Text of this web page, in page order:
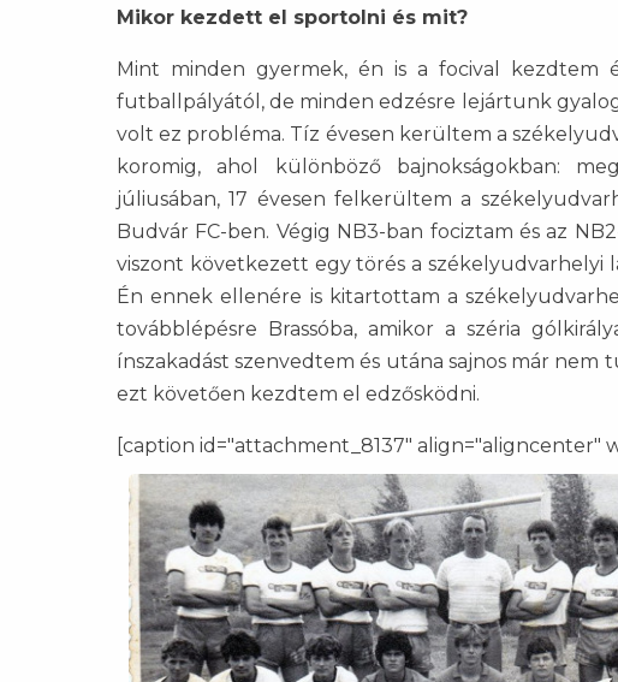
Mikor kezdett el sportolni és mit?
Mint minden gyermek, én is a focival kezdtem
futballpályától, de minden edzésre lejártunk
volt ez probléma. Tíz évesen kerültem a
koromig, ahol különböző bajnokságokban:
júliusában, 17 évesen felkerültem a
Budvár FC-ben. Végig NB3-ban fociztam és az
viszont következett egy törés a székelyudvarhelyi
Én ennek ellenére is kitartottam a
továbblépésre Brassóba, amikor a széria
ínszakadást szenvedtem és utána sajnos már
ezt követően kezdtem el edzősködni.
[caption id="attachment_8137" align="aligncenter"